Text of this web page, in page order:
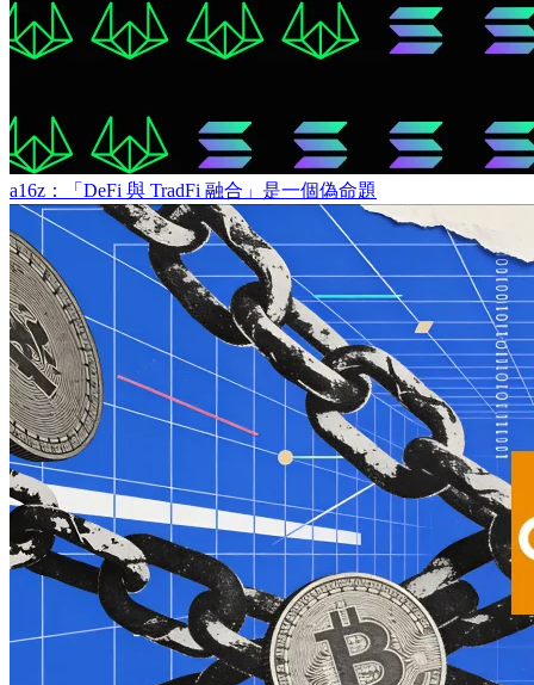
a16z：「DeFi 與 TradFi 融合」是一個偽命題